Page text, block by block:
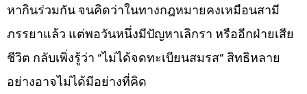
หากินร่วมกัน จนคิดว่าในทางกฎหมายคงเหมือนสามี
ภรรยาแล้ว แต่พอวันหนึ่งมีปัญหาเลิกรา หรืออีกฝ่ายเสีย
ชีวิต กลับเพิ่งรู้ว่า “ไม่ได้จดทะเบียนสมรส” สิทธิหลาย
อย่างอาจไม่ได้มีอย่างที่คิด